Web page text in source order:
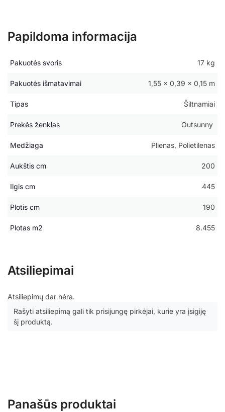
Papildoma informacija
Pakuotės svoris 17 kg
Pakuotės išmatavimai 1,55 × 0,39 × 0,15 m
Tipas Šiltnamiai
Prekės ženklas Outsunny
Medžiaga Plienas, Polietilenas
Aukštis cm 200
Ilgis cm 445
Plotis cm 190
Plotas m2 8.455
Atsiliepimai
Atsiliepimų dar nėra.
Rašyti atsiliepimą gali tik prisijungę pirkėjai, kurie yra įsigiję
šį produktą.
Panašūs produktai